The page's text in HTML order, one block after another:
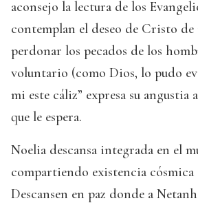
aconsejo la lectura de los
contemplan el deseo de Cristo
perdonar los pecados de los
voluntario (como Dios, lo pudo
mi este cáliz” expresa su
que le espera.
Noelia descansa integrada en el
compartiendo existencia
Descansen en paz donde a